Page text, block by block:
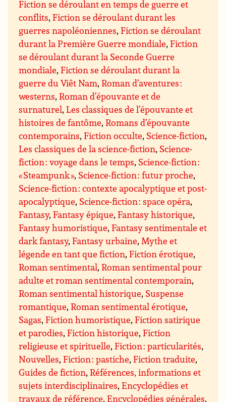
Fiction se déroulant en temps de guerre et
conflits,Fiction se déroulant durant les
guerres napoléoniennes,Fiction se déroulant
durant la Première Guerre mondiale,Fiction
se déroulant durant la Seconde Guerre
mondiale,Fiction se déroulant durant la
guerre du Viêt Nam,Roman d’aventures :
westerns,Roman d’épouvante et de
surnaturel,Les classiques de l’épouvante et
histoires de fantôme,Romans d’épouvante
contemporains,Fiction occulte, Science-fiction,
Les classiques de la science-fiction, Science-
fiction : voyage dans le temps, Science-fiction :
« Steampunk », Science-fiction : futur proche,
Science-fiction : contexte apocalyptique et post-
apocalyptique, Science-fiction : space opéra,
Fantasy,Fantasy épique,Fantasy historique,
Fantasy humoristique,Fantasy sentimentale et
dark fantasy,Fantasy urbaine,Mythe et
légende en tant que fiction,Fiction érotique,
Roman sentimental,Roman sentimental pour
adulte et roman sentimental contemporain,
Roman sentimental historique, Suspense
romantique,Roman sentimental érotique,
Sagas,Fiction humoristique,Fiction satirique
et parodies,Fiction historique,Fiction
religieuse et spirituelle,Fiction : particularités,
Nouvelles,Fiction : pastiche,Fiction traduite,
Guides de fiction,Références, informations et
sujets interdisciplinaires,Encyclopédies et
travaux de référence,Encyclopédies générales,